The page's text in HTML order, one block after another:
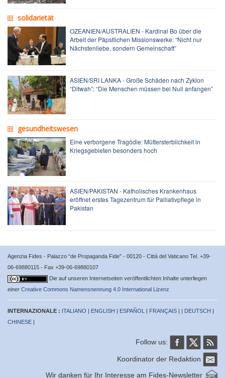
solidarietät
OZEANIEN/AUSTRALIEN - Kardinal Bo über die
Arbeit der Päpstlichen Missionswerke: “Nicht nur
Nächstenliebe, sondern Gemeinschaft”
ASIEN/SRI LANKA - Große Schäden nach Zyklon
“Ditwah”: “Die Menschen müssen bei Null anfangen”
gesundheitswesen
Eine verborgene Tragödie: Müttersterblichkeit in
Kriegsgebieten besonders hoch
ASIEN/PAKISTAN - Katholisches Krankenhaus
eröffnet erstes Tagezentrum für Palliativpflege in
Pakistan
Agenzia Fides - Palazzo “de Propaganda Fide” - 00120 - Città del Vaticano Tel. +39-
06-69880115 - Fax +39-06-69880107
Die auf unseren Internetseiten veröffentlichten Inhalte unterliegen
einer Creative Commons Namensnennung 4.0 International Lizenz
INTERNAZIONALE : ITALIANO | ENGLISH | ESPAÑOL | FRANÇAIS | | DEUTSCH |
CHINESE |
Follow us:
Koordinator der Redaktion
Wir danken für Ihr Interesse am Fides-Newsletter